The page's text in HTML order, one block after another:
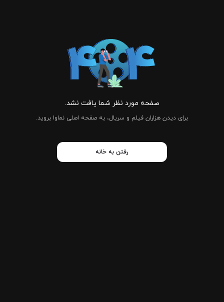
صفحه مورد نظر شما یافت نشد.
برای دیدن هزاران فیلم و سریال، به صفحه اصلی نماوا بروید.
رفتن به خانه